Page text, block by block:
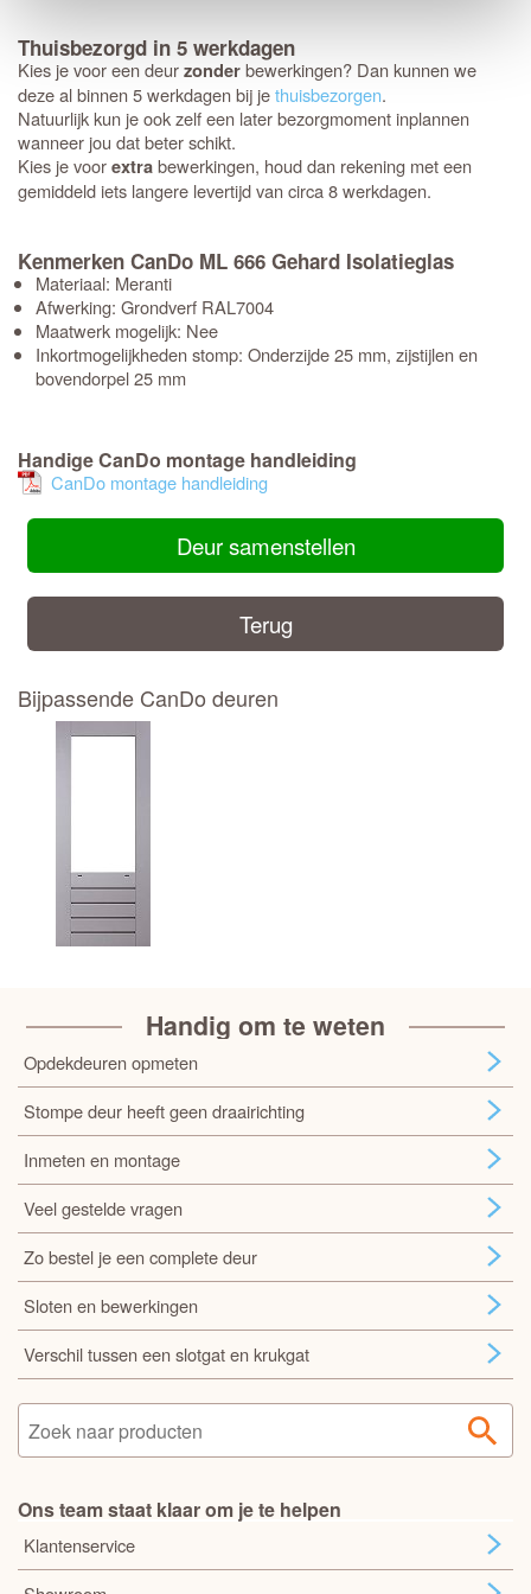
Thuisbezorgd in 5 werkdagen
Kies je voor een deurzonderbewerkingen? Dan kunnen we
deze al binnen 5 werkdagen bij jethuisbezorgen.
Natuurlijk kun je ook zelf een later bezorgmoment inplannen
wanneer jou dat beter schikt.
Kies je voorextrabewerkingen, houd dan rekening met een
gemiddeld iets langere levertijd van circa 8 werkdagen.
Kenmerken CanDo ML 666 Gehard Isolatieglas
Materiaal: Meranti
Afwerking: Grondverf RAL7004
Maatwerk mogelijk: Nee
Inkortmogelijkheden stomp: Onderzijde 25 mm, zijstijlen en
bovendorpel 25 mm
Handige CanDo montage handleiding
CanDo montage handleiding
Deur samenstellen
Terug
Bijpassende CanDo deuren
Handig om te weten
Opdekdeuren opmeten
Stompe deur heeft geen draairichting
Inmeten en montage
Veel gestelde vragen
Zo bestel je een complete deur
Sloten en bewerkingen
Verschil tussen een slotgat en krukgat
Ons team staat klaar om je te helpen
Klantenservice